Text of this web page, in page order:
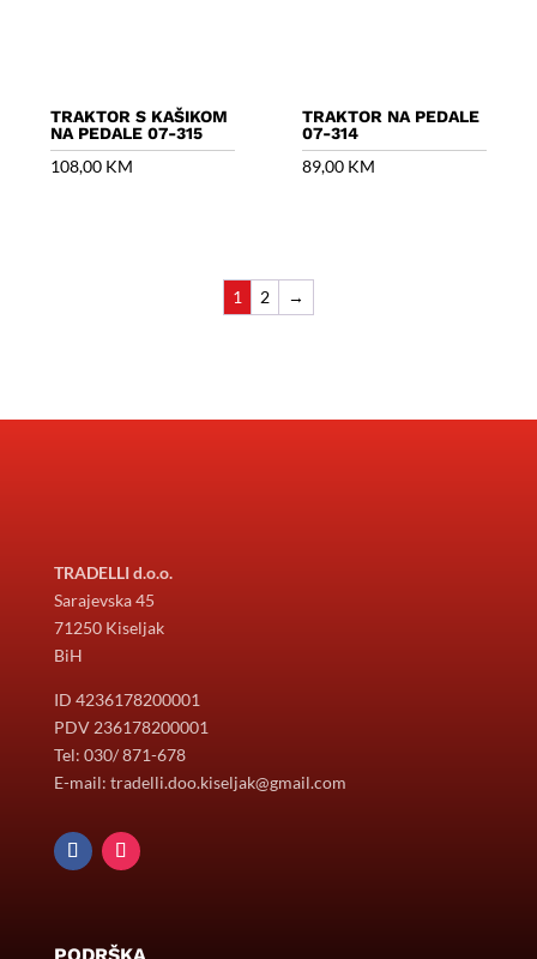
TRAKTOR S KAŠIKOM
NA PEDALE 07-315
108,00 KM
TRAKTOR NA PEDALE
07-314
89,00 KM
1 2 →
TRADELLI d.o.o.
Sarajevska 45
71250 Kiseljak
BiH
ID 4236178200001
PDV 236178200001
Tel: 030/ 871-678
E-mail: tradelli.doo.kiseljak@gmail.com